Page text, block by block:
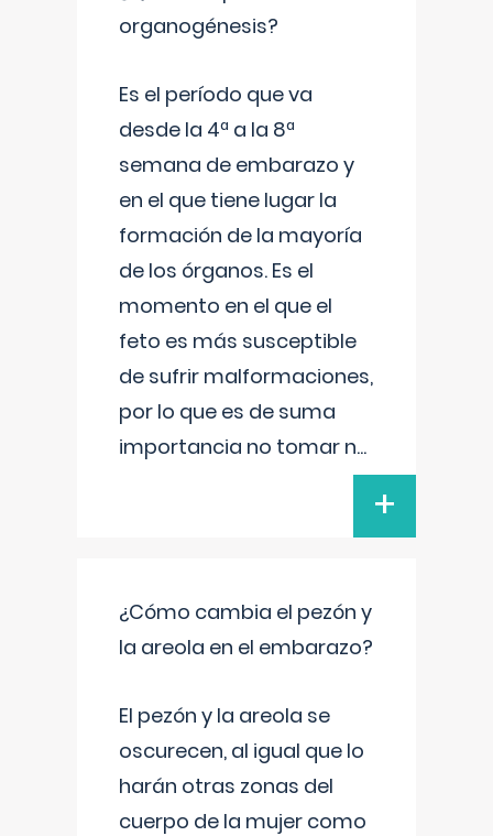
organogénesis?
Es el período que va
desde la 4ª a la 8ª
semana de embarazo y
en el que tiene lugar la
formación de la mayoría
de los órganos. Es el
momento en el que el
feto es más susceptible
de sufrir malformaciones,
por lo que es de suma
importancia no tomar n...
+
¿Cómo cambia el pezón y
la areola en el embarazo?
El pezón y la areola se
oscurecen, al igual que lo
harán otras zonas del
cuerpo de la mujer como